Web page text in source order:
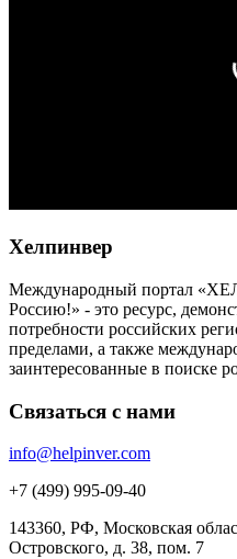
Хелпинвер
Международный портал
Россию!» - это ресурс,
потребности российских
пределами, а также
заинтересованные в поиске
Связаться с нами
info@helpinver.com
+7 (499) 995-09-40
143360, РФ, Московская
Островского, д. 38, пом. 7